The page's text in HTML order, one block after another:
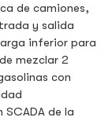
de camiones,
y salida
inferior para
mezclar 2
con
de la